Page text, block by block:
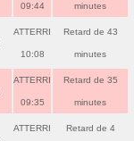
09:44 minutes
ATTERRI
10:08
Retard de 43
minutes
ATTERRI
09:35
Retard de 35
minutes
ATTERRI Retard de 4